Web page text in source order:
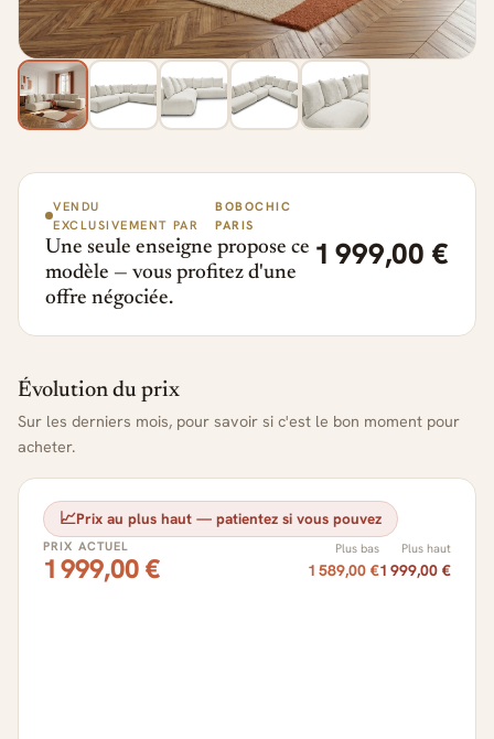
VENDU
EXCLUSIVEMENT PAR
BOBOCHIC
PARIS
Une seule enseigne propose ce
modèle — vous profitez d'une
offre négociée.
1 999,00 €
Évolution du prix
Sur les derniers mois, pour savoir si c'est le bon moment pour
acheter.
📈Prix au plus haut — patientez si vous pouvez
PRIX ACTUEL
1 999,00 €
Plus bas
1 589,00 €
Plus haut
1 999,00 €